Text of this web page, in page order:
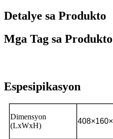
Detalye sa Produkto
Mga Tag sa Produkto
Espesipikasyon
Dimensyon
(LxWxH)
408×160×